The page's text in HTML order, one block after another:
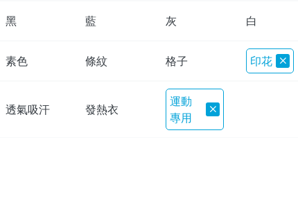
黑 藍 灰 白
素色 條紋 格子 印花
透氣吸汗 發熱衣
運動
專用